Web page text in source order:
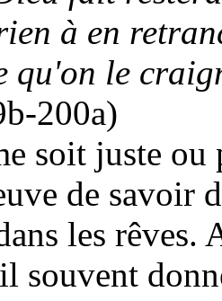
à en
qu'on le
200a)
soit juste ou
de savoir
les rêves.
souvent